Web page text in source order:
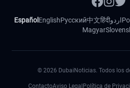
Español EnglishРусский中文हिंदीاردو
Magyar
© 2026 DubaiNoticias. Todos los
ContactoAviso Legal Política de